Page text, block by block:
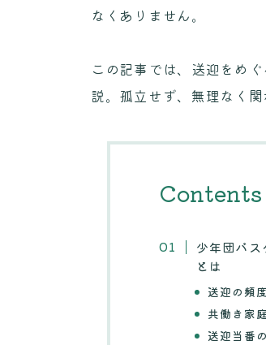
なくありません。
この記事では、送迎をめ
説。孤立せず、無理なく
Contents
少年団バ
とは
送迎の頻
共働き家
送迎当番